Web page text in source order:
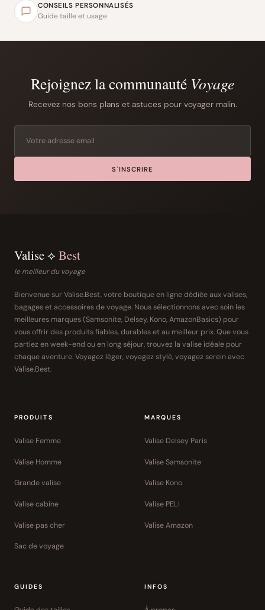
CONSEILS PERSONNALISÉS
Guide taille et usage
Rejoignez la communauté Voyage
Recevez nos bons plans et astuces pour voyager malin.
S'INSCRIRE
Valise ⟡ Best
le meilleur du voyage
Bienvenue sur Valise.Best, votre boutique en ligne dédiée aux valises,
bagages et accessoires de voyage. Nous sélectionnons avec soin les
meilleures marques (Samsonite, Delsey, Kono, AmazonBasics) pour
vous offrir des produits fiables, durables et au meilleur prix. Que vous
partiez en week-end ou en long séjour, trouvez la valise idéale pour
chaque aventure. Voyagez léger, voyagez stylé, voyagez serein avec
Valise.Best.
PRODUITS
Valise Femme
Valise Homme
Grande valise
Valise cabine
Valise pas cher
Sac de voyage
MARQUES
Valise Delsey Paris
Valise Samsonite
Valise Kono
Valise PELI
Valise Amazon
GUIDES INFOS